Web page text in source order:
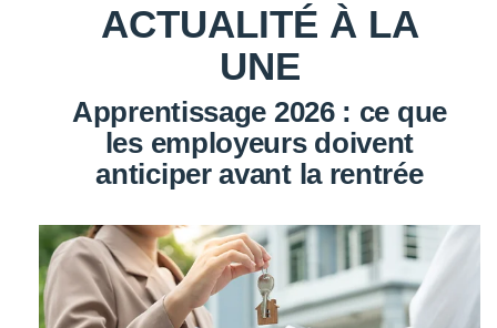
ACTUALITÉ À LA
UNE
Apprentissage 2026 : ce que
les employeurs doivent
anticiper avant la rentrée